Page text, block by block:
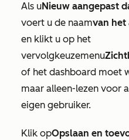
Als uNieuw aangepast
voert u de naamvan het
en klikt u op het
vervolgkeuzemenu
of het dashboard moet
maar alleen-lezen voor
eigen gebruiker.
Klik opOpslaan en